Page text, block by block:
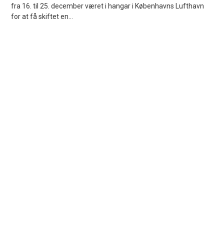
fra 16. til 25. december været i hangar i Københavns Lufthavn
for at få skiftet en...